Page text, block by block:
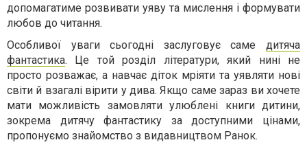
допомагатиме розвивати уяву та мислення і формувати
любов до читання.
Особливої уваги сьогодні заслуговує саме дитяча
фантастика. Це той розділ літератури, який нині не
просто розважає, а навчає діток мріяти та уявляти нові
світи й взагалі вірити у дива. Якщо саме зараз ви хочете
мати можливість замовляти улюблені книги дитини,
зокрема дитячу фантастику за доступними цінами,
пропонуємо знайомство з видавництвом Ранок.